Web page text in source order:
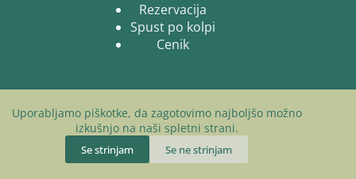
Uporabljamo piškotke, da zagotovimo najboljšo možno
izkušnjo na naši spletni strani.
Se strinjam Se ne strinjam
Rezervacija
Spust po kolpi
Cenik
Facebook
Instagram
Email